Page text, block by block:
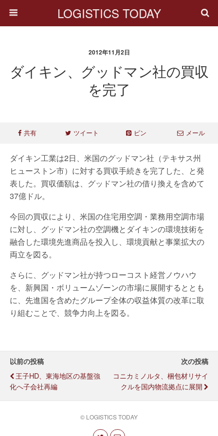
LOGISTICS TODAY
2012年11月2日
ダイキン、グッドマン社の買収
を完了
共有 ツイート ピン メール
ダイキン工業は2日、米国のグッドマン社（テキサス州
ヒューストン市）に対する買収手続きを完了した、と発
表した。買収価額は、グッドマン社の借り換えを含めて
37億ドル。
今回の買収により、米国の住宅用空調・業務用空調市場
に対し、グッドマン社の空調機とダイキンの環境技術を
融合した環境先進商品を投入し、環境貢献と事業拡大の
両立を図る。
さらに、グッドマン社が持つローコスト経営ノウハウ
を、新興国・ボリュームゾーンの市場に展開するととも
に、先進国を含めたグループ全体の収益体質の改革に取
り組むことで、競争力向上を図る。
以前の投稿
王子HD、東海地区の基盤強
化へ子会社再編
次の投稿
コニカミノルタ、梱包材リサイ
クルを国内物流拠点に展開
© LOGISTICS TODAY